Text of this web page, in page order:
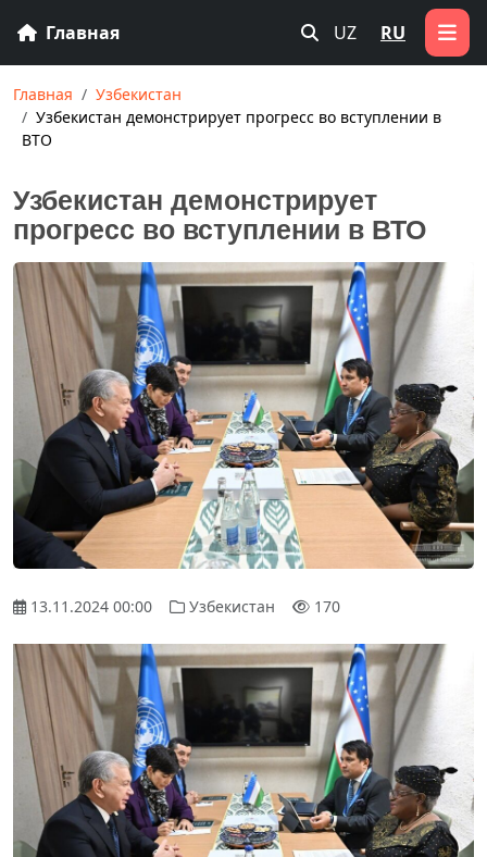
Главная UZ RU
Главная
Узбекистан
Узбекистан демонстрирует прогресс во вступлении в
ВТО
Узбекистан демонстрирует
прогресс во вступлении в ВТО
13.11.2024 00:00 Узбекистан 170